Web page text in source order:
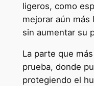
ligeros, como
mejorar aún
sin aumentar su
La parte que
prueba, donde
protegiendo el